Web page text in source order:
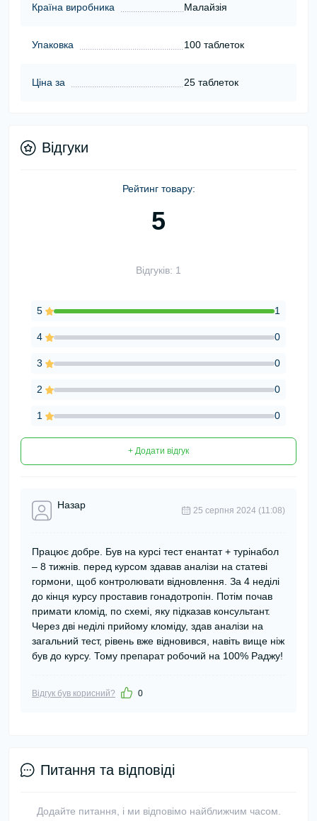
Країна виробника Малайзія
Упаковка 100 таблеток
Ціна за 25 таблеток
Відгуки
Рейтинг товару:
5
Відгуків: 1
5 1
4 0
3 0
2 0
1 0
+ Додати відгук
Назар 25 серпня 2024 (11:08)
Працює добре. Був на курсі тест енантат + турінабол
– 8 тижнів. перед курсом здавав аналізи на статеві
гормони, щоб контролювати відновлення. За 4 неділі
до кінця курсу проставив гонадотропін. Потім почав
примати кломід, по схемі, яку підказав консультант.
Через дві неділі прийому кломіду, здав аналізи на
загальний тест, рівень вже відновився, навіть вище ніж
був до курсу. Тому препарат робочий на 100% Раджу!
Відгук був корисний? 0
Питання та відповіді
Додайте питання, і ми відповімо найближчим часом.